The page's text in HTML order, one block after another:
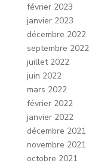
février 2023
janvier 2023
décembre 2022
septembre 2022
juillet 2022
juin 2022
mars 2022
février 2022
janvier 2022
décembre 2021
novembre 2021
octobre 2021